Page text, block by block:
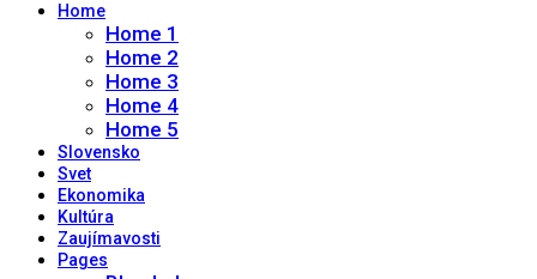
Home
Home 1
Home 2
Home 3
Home 4
Home 5
Slovensko
Svet
Ekonomika
Kultúra
Zaujímavosti
Pages